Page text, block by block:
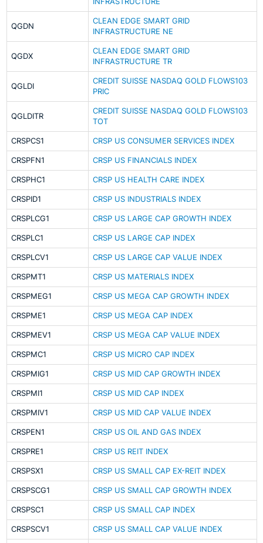
QGDN
CLEAN EDGE SMART GRID
INFRASTRUCTURE NE
QGDX
CLEAN EDGE SMART GRID
INFRASTRUCTURE TR
QGLDI
CREDIT SUISSE NASDAQ GOLD FLOWS103
PRIC
QGLDITR
CREDIT SUISSE NASDAQ GOLD FLOWS103
TOT
CRSPCS1 CRSP US CONSUMER SERVICES INDEX
CRSPFN1 CRSP US FINANCIALS INDEX
CRSPHC1 CRSP US HEALTH CARE INDEX
CRSPID1 CRSP US INDUSTRIALS INDEX
CRSPLCG1 CRSP US LARGE CAP GROWTH INDEX
CRSPLC1 CRSP US LARGE CAP INDEX
CRSPLCV1 CRSP US LARGE CAP VALUE INDEX
CRSPMT1 CRSP US MATERIALS INDEX
CRSPMEG1 CRSP US MEGA CAP GROWTH INDEX
CRSPME1 CRSP US MEGA CAP INDEX
CRSPMEV1 CRSP US MEGA CAP VALUE INDEX
CRSPMC1 CRSP US MICRO CAP INDEX
CRSPMIG1 CRSP US MID CAP GROWTH INDEX
CRSPMI1 CRSP US MID CAP INDEX
CRSPMIV1 CRSP US MID CAP VALUE INDEX
CRSPEN1 CRSP US OIL AND GAS INDEX
CRSPRE1 CRSP US REIT INDEX
CRSPSX1 CRSP US SMALL CAP EX-REIT INDEX
CRSPSCG1 CRSP US SMALL CAP GROWTH INDEX
CRSPSC1 CRSP US SMALL CAP INDEX
CRSPSCV1 CRSP US SMALL CAP VALUE INDEX